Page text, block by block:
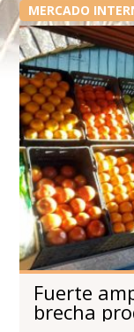
MERCADO
Fuerte
brecha